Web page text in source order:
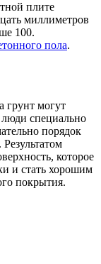
плите
миллиметров
100.
пола.
грунт могут
специально
порядок
которое
и стать хорошим
покрытия.